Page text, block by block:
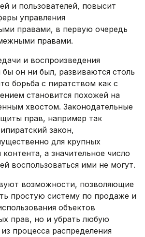
и пользователей, повысит
управления
правами, в первую очередь
правами.
и воспроизведения
бы он ни был, развиваются столь
борьба с пиратством как с
становится похожей на
хвостом. Законодательные
прав, например так
закон,
для крупных
а значительное число
воспользоваться ими не могут.
возможности, позволяющие
простую систему по продаже и
объектов
прав, но и убрать любую
процесса распределения